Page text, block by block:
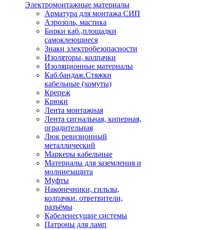
Электромонтажные материалы
Арматура для монтажа СИП
Аэрозоль, мастика
Бирки каб.,площадки
самоклеющиеся
Знаки электробезопасности
Изоляторы, колпачки
Изоляционные материалы
Каб.бандаж.Стяжки
кабельные (хомуты)
Крепеж
Крюки
Лента монтажная
Лента сигнальная, киперная,
оградительная
Люк ревизионный
металлический
Маркеры кабельные
Материалы для заземления и
молниезащита
Муфты
Наконечники, гильзы,
колпачки. ответвители,
разъёмы
Кабеленесущие системы
Патроны для ламп